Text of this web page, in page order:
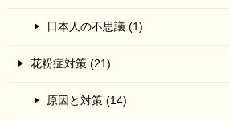
日本人の不思議 (1)
花粉症対策 (21)
原因と対策 (14)